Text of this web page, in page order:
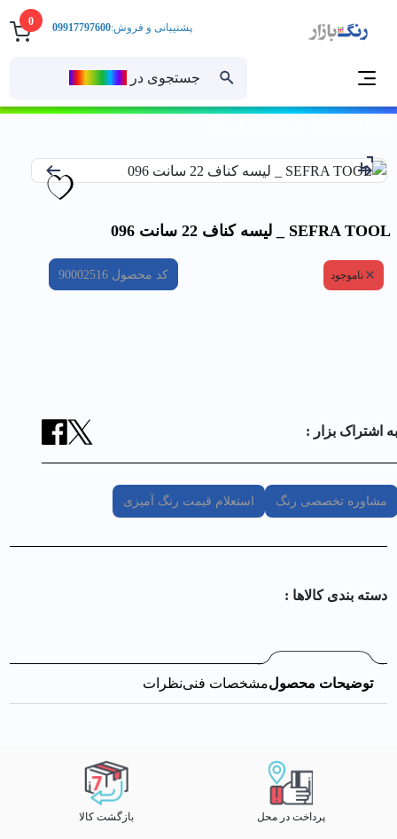
0
جستجوی در
پشتیبانی و فروش:09917797600
SEFRA TOOL _ ليسه كناف 22 سانت 096
ناموجود کد محصول 90002516
به اشتراک بزار :
مشاوره تخصصی رنگ استعلام قیمت رنگ آمیزی
دسته بندی کالا‌ها :
توضیحات محصولمشخصات فنینظرات
پرداخت در محل بازگشت کالا